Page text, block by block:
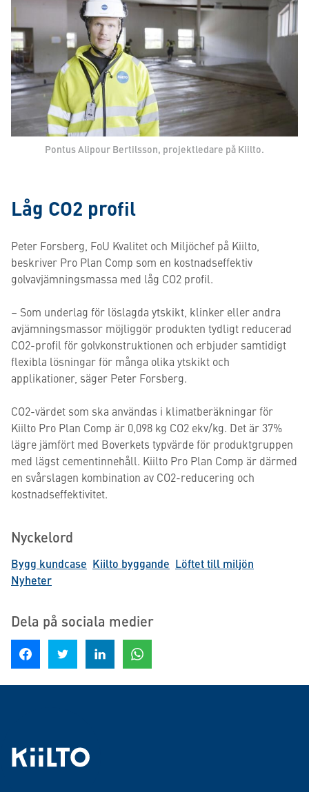
Pontus Alipour Bertilsson, projektledare på Kiilto.
Låg CO2 profil
Peter Forsberg, FoU Kvalitet och Miljöchef på Kiilto,
beskriver Pro Plan Comp som en kostnadseffektiv
golvavjämningsmassa med låg CO2 profil.
– Som underlag för löslagda ytskikt, klinker eller andra
avjämningsmassor möjliggör produkten tydligt reducerad
CO2-profil för golvkonstruktionen och erbjuder samtidigt
flexibla lösningar för många olika ytskikt och
applikationer, säger Peter Forsberg.
CO2-värdet som ska användas i klimatberäkningar för
Kiilto Pro Plan Comp är 0,098 kg CO2 ekv/kg. Det är 37%
lägre jämfört med Boverkets typvärde för produktgruppen
med lägst cementinnehåll. Kiilto Pro Plan Comp är därmed
en svårslagen kombination av CO2-reducering och
kostnadseffektivitet.
Nyckelord
Bygg kundcase Kiilto byggande Löftet till miljön
Nyheter
Dela på sociala medier
Dela på Facebook Dela på Twitter Dela på LinkedIn